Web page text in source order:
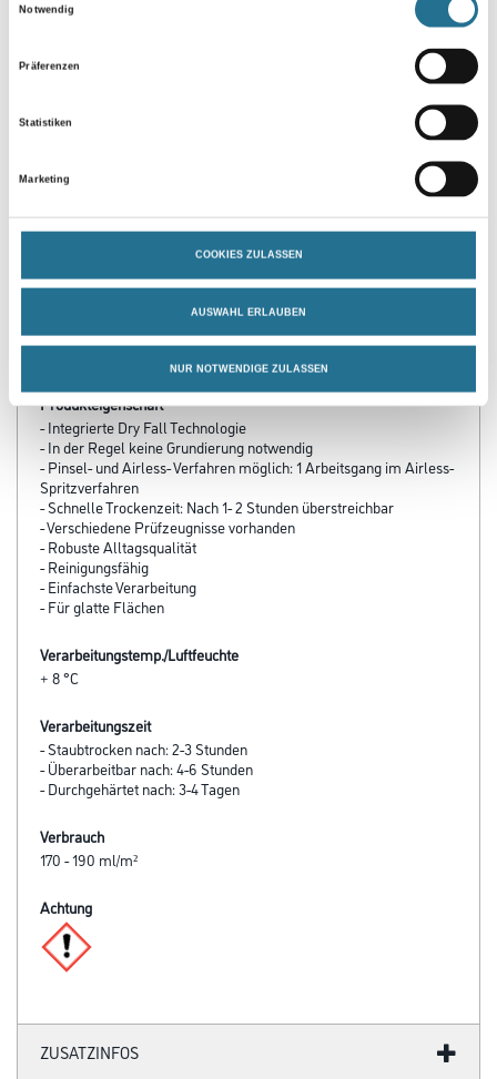
Notwendig
Präferenzen
Statistiken
Marketing
COOKIES ZULASSEN
AUSWAHL ERLAUBEN
NUR NOTWENDIGE ZULASSEN
PRODUKTEIGENSCHAFTEN
Produkteigenschaft
- Integrierte Dry Fall Technologie
- In der Regel keine Grundierung notwendig
- Pinsel- und Airless- Verfahren möglich: 1 Arbeitsgang im Airless-
Spritzverfahren
- Schnelle Trockenzeit: Nach 1- 2 Stunden überstreichbar
- Verschiedene Prüfzeugnisse vorhanden
- Robuste Alltagsqualität
- Reinigungsfähig
- Einfachste Verarbeitung
- Für glatte Flächen
Verarbeitungstemp./Luftfeuchte
+ 8 °C
Verarbeitungszeit
- Staubtrocken nach: 2-3 Stunden
- Überarbeitbar nach: 4-6 Stunden
- Durchgehärtet nach: 3-4 Tagen
Verbrauch
170 - 190 ml/m²
Achtung
ZUSATZINFOS